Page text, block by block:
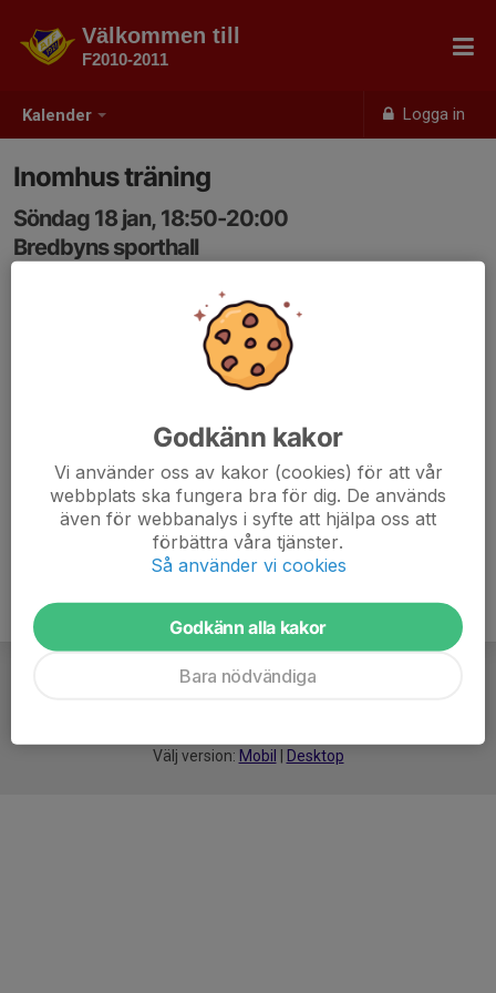
Kalender Logga in
Välkommen till
F2010-2011
Inomhus träning
Söndag 18 jan, 18:50-20:00
Bredbyns sporthall
Välj version: Mobil Desktop
Godkänn kakor
Vi använder oss av kakor (cookies) för att vår
webbplats ska fungera bra för dig. De används
även för webbanalys i syfte att hjälpa oss att
förbättra våra tjänster.
Så använder vi cookies
Godkänn alla kakor
Bara nödvändiga